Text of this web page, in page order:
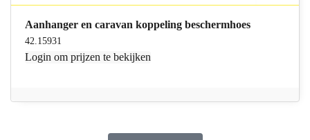
Aanhanger en caravan koppeling beschermhoes
42.15931
Login om prijzen te bekijken